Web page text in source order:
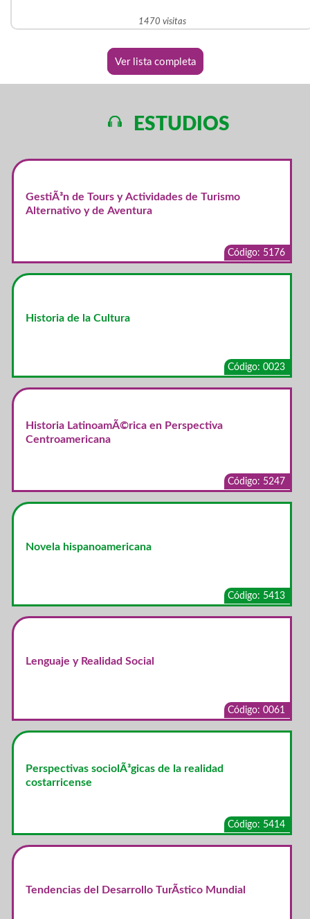
1470 visitas
Ver lista completa
ESTUDIOS
GestiÃ³n de Tours y Actividades de Turismo
Alternativo y de Aventura
Código: 5176
Historia de la Cultura
Código: 0023
Historia LatinoamÃ©rica en Perspectiva
Centroamericana
Código: 5247
Novela hispanoamericana
Código: 5413
Lenguaje y Realidad Social
Código: 0061
Perspectivas sociolÃ³gicas de la realidad
costarricense
Código: 5414
Tendencias del Desarrollo TurÃ­stico Mundial